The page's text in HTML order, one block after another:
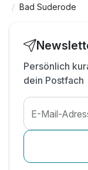
Bad Suderode
Persönlich
dein Postfach
E-Mail-